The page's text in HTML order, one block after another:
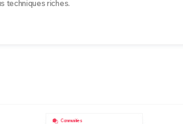
techniques riches.
Communities